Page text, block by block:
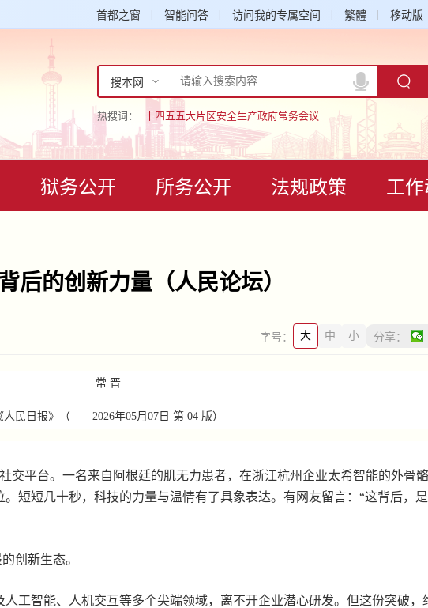
首都之窗 智能问答 访问我的专属空间 繁體 移动版
搜本网
热搜词： 十四五五大片区安全生产政府常务会议
狱务公开 所务公开 法规政策 工
后的创新力量（人民论坛）
字号： 大 中 小 分享：
常 晋
人民日报》（ 2026年05月07日 第 04 版）
平台。一名来自阿根廷的肌无力患者，在浙江杭州企业太希智能的外骨
短短几十秒，科技的力量与温情有了具象表达。有网友留言：“这背后，
创新生态。
智能、人机交互等多个尖端领域，离不开企业潜心研发。但这份突破，